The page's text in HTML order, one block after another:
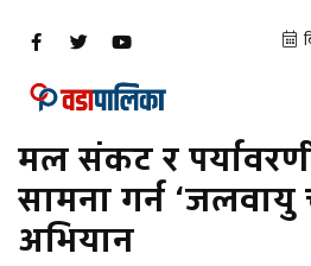
मल संकट र
सामना गर्न ‘जलवायु
अभियान